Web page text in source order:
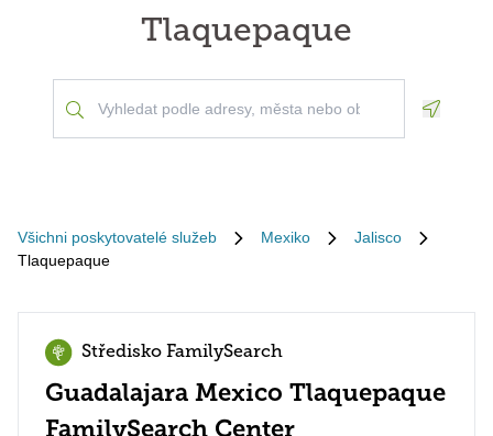
Tlaquepaque
Všichni poskytovatelé služeb Mexiko
Jalisco
Tlaquepaque
Středisko FamilySearch
Guadalajara Mexico Tlaquepaque
FamilySearch Center